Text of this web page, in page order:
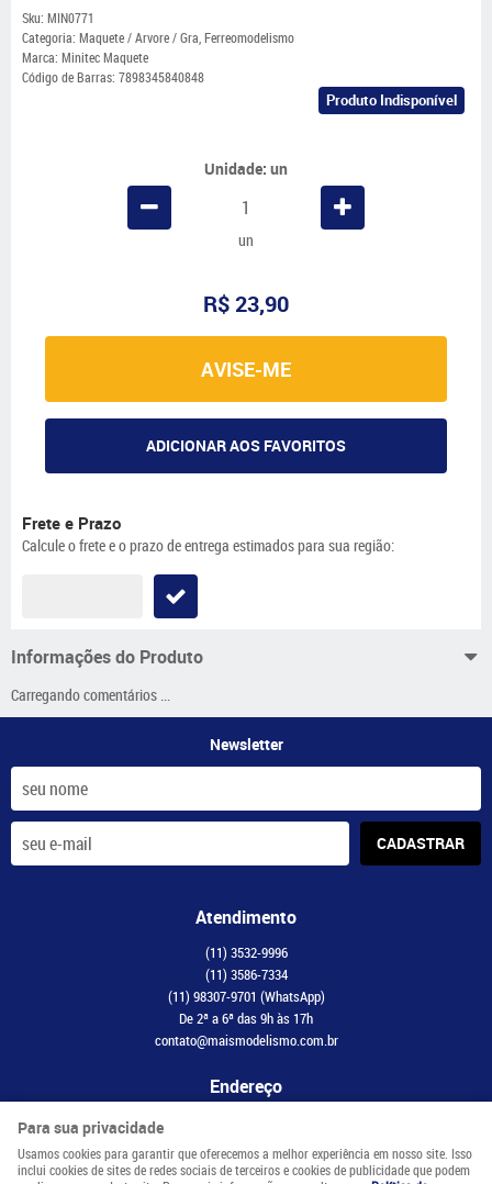
Sku: MIN0771
Categoria: Maquete / Arvore / Gra,Ferreomodelismo
Marca: Minitec Maquete
Código de Barras: 7898345840848
Produto Indisponível
Unidade: un
un
R$ 23,90
AVISE-ME
ADICIONAR AOS FAVORITOS
Frete e Prazo
Calcule o frete e o prazo de entrega estimados para sua região:
Informações do Produto
Carregando comentários ...
Newsletter
CADASTRAR
Atendimento
(11) 3532-9996
(11) 3586-7334
(11) 98307-9701 (WhatsApp)
De 2ª a 6ª das 9h às 17h
contato@maismodelismo.com.br
Endereço
Avenida Adolfo Pinheiro, 2056, CJ 34
Para sua privacidade
Usamos cookies para garantir que oferecemos a melhor experiência em nosso site. Isso
inclui cookies de sites de redes sociais de terceiros e cookies de publicidade que podem